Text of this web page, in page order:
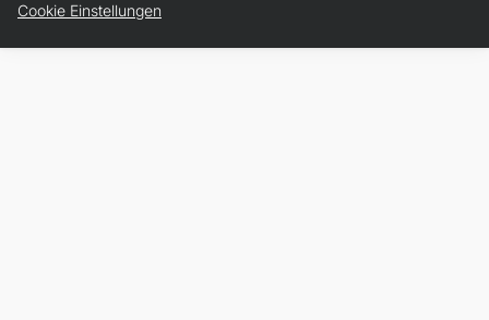
Cookie Einstellungen